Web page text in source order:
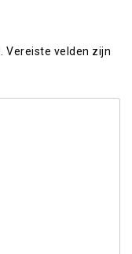
Vereiste velden zijn